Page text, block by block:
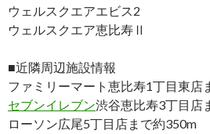
ウェルスクエアエビス2
ウェルスクエア恵比寿Ⅱ
■近隣周辺施設情報
ファミリーマート恵比寿1丁目東店
セブンイレブン渋谷恵比寿3丁目店
ローソン広尾5丁目店まで約350m